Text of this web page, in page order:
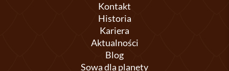
Kontakt
Historia
Kariera
Aktualności
Blog
Sowa dla planety